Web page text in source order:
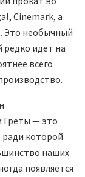
Cinemark, а
Это необычный
редко идет на
всего
Греты — это
ради которой
наших
появляется